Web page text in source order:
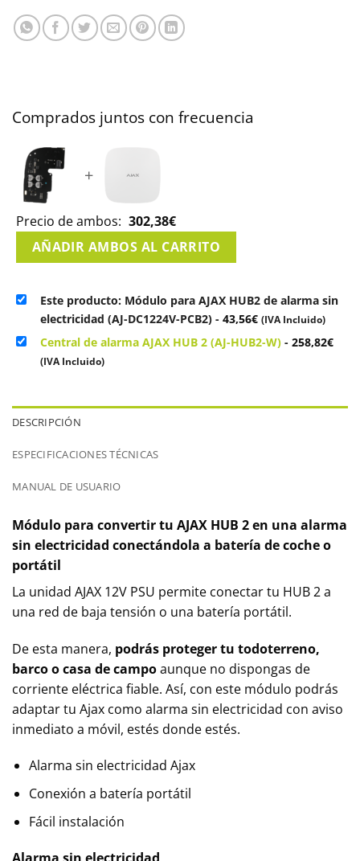
Comprados juntos con frecuencia
+
Precio de ambos: 302,38€
AÑADIR AMBOS AL CARRITO
Este producto: Módulo para AJAX HUB2 de alarma sin
electricidad (AJ-DC1224V-PCB2) - 43,56€ (IVA Incluido)
Central de alarma AJAX HUB 2 (AJ-HUB2-W) - 258,82€
(IVA Incluido)
DESCRIPCIÓN
ESPECIFICACIONES TÉCNICAS
MANUAL DE USUARIO
Módulo para convertir tu AJAX HUB 2 en una alarma
sin electricidad conectándola a batería de coche o
portátil
La unidad AJAX 12V PSU permite conectar tu HUB 2 a
una red de baja tensión o una batería portátil.
De esta manera, podrás proteger tu todoterreno,
barco o casa de campoaunque no dispongas de
corriente eléctrica fiable. Así, con este módulo podrás
adaptar tu Ajax como alarma sin electricidad con aviso
inmediato a móvil, estés donde estés.
Alarma sin electricidad Ajax
Conexión a batería portátil
Fácil instalación